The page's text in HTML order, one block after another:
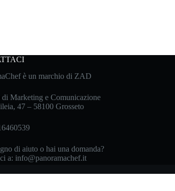
è un marchio di ZAD
di Marketing e Comunicazione
47 – 58100 Grosseto
di aiuto o hai una domanda?
a: info@panoramachef.it